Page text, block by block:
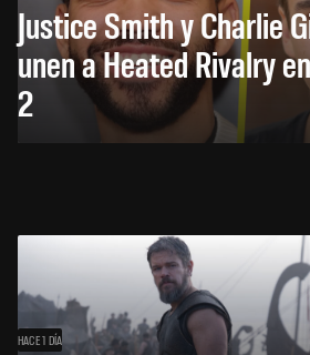
Justice Smith y Charlie
unen a Heated Rivalry
2
HACE 1 DÍA